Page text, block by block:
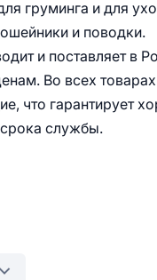
груминга и для
и поводки.
и поставляет в
Во всех
что гарантирует
срока службы.